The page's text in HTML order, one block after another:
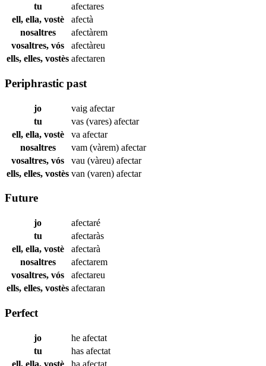
tu
afectares
ell, ella, vostè
afectà
nosaltres
afectàrem
vosaltres, vós
afectàreu
ells, elles, vostès afectaren
Periphrastic past
jo vaig afectar
tu
vas (vares) afectar
ell, ella, vostè
va afectar
nosaltres
vam (vàrem) afectar
vosaltres, vós
vau (vàreu) afectar
ells, elles, vostès van (varen) afectar
Future
jo
afectaré
tu
afectaràs
ell, ella, vostè
afectarà
nosaltres
afectarem
vosaltres, vós
afectareu
ells, elles, vostès afectaran
Perfect
jo he afectat
tu
has afectat
ell, ella, vostè
ha afectat